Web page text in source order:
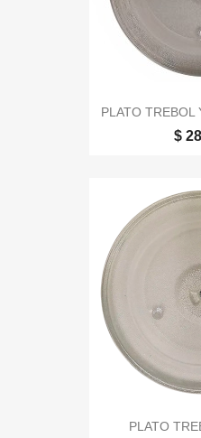
PLATO TREBOL
$
PLATO